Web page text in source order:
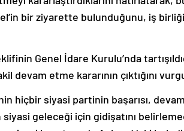
bir ziyarette bulunduğunu, iş
devam etme kararının çıktığını
geleceği için gidişatını
siyasi hayatı ya da Ankara’daki